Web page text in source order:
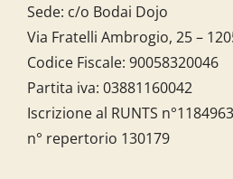
Sede: c/o Bodai Dojo
Via Fratelli Ambrogio, 25 –
Codice Fiscale: 90058320046
Partita iva: 03881160042
Iscrizione al RUNTS n°1184963
n° repertorio 130179